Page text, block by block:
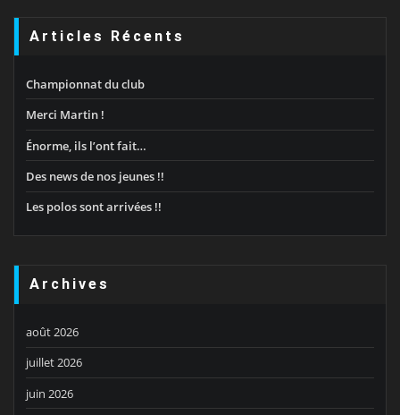
Articles Récents
Championnat du club
Merci Martin !
Énorme, ils l’ont fait…
Des news de nos jeunes !!
Les polos sont arrivées !!
Archives
août 2026
juillet 2026
juin 2026